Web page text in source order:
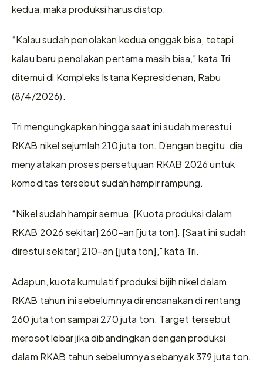
kedua, maka produksi harus distop.
“Kalau sudah penolakan kedua enggak bisa, tetapi
kalau baru penolakan pertama masih bisa,” kata Tri
ditemui di Kompleks Istana Kepresidenan, Rabu
(8/4/2026).
Tri mengungkapkan hingga saat ini sudah merestui
RKAB nikel sejumlah 210 juta ton. Dengan begitu, dia
menyatakan proses persetujuan RKAB 2026 untuk
komoditas tersebut sudah hampir rampung.
“Nikel sudah hampir semua. [Kuota produksi dalam
RKAB 2026 sekitar] 260-an [juta ton]. [Saat ini sudah
direstui sekitar] 210-an [juta ton]," kata Tri.
Adapun, kuota kumulatif produksi bijih nikel dalam
RKAB tahun ini sebelumnya direncanakan di rentang
260 juta ton sampai 270 juta ton. Target tersebut
merosot lebar jika dibandingkan dengan produksi
dalam RKAB tahun sebelumnya sebanyak 379 juta ton.